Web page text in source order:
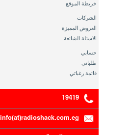
خريطة الموقع
الشركات
العروض المميزة
الاسئلة الشائعة
حسابي
طلباتي
قائمة رغباتي
19419
info(at)radioshack.com.eg